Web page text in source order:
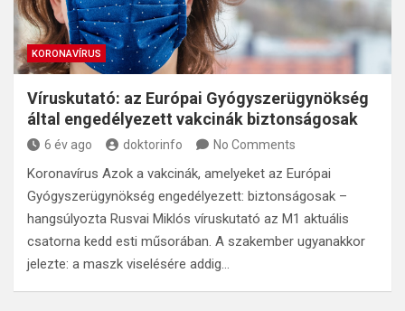
KORONAVÍRUS
Víruskutató: az Európai Gyógyszerügynökség
által engedélyezett vakcinák biztonságosak
6 év ago doktorinfo No Comments
Koronavírus Azok a vakcinák, amelyeket az Európai
Gyógyszerügynökség engedélyezett: biztonságosak –
hangsúlyozta Rusvai Miklós víruskutató az M1 aktuális
csatorna kedd esti műsorában. A szakember ugyanakkor
jelezte: a maszk viselésére addig…